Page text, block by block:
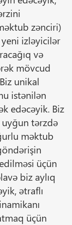
zənciri)
yeni izləyicilər
və
mövcud
unikal
istənilən
edəcəyik. Biz
tərzdə
məktub
üçün
biz aylıq
ətraflı
üçün